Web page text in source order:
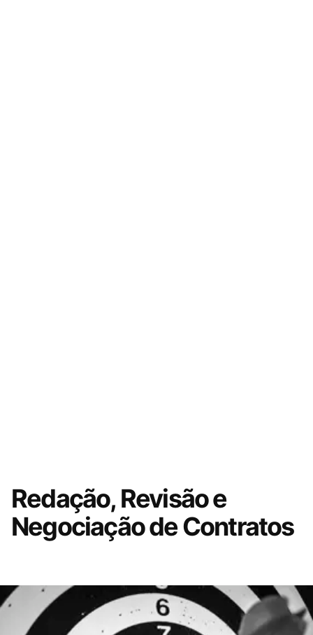
Redação, Revisão e
Negociação de Contratos